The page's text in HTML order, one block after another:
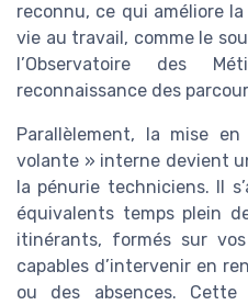
reconnu, ce qui améliore
vie au travail, comme le
l’Observatoire des
reconnaissance des
Parallèlement, la mise
volante » interne devient
la pénurie techniciens. Il
équivalents temps plein
itinérants, formés sur
capables d’intervenir en
ou des absences.